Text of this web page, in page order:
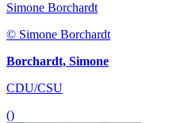
Simone Borchardt
© Simone Borchardt
Borchardt, Simone
CDU/CSU
()